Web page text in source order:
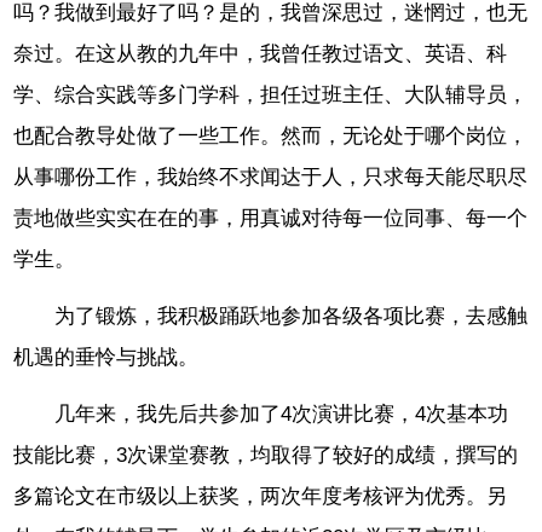
吗？我做到最好了吗？是的，我曾深思过，迷惘过，也无
奈过。在这从教的九年中，我曾任教过语文、英语、科
学、综合实践等多门学科，担任过班主任、大队辅导员，
也配合教导处做了一些工作。然而，无论处于哪个岗位，
从事哪份工作，我始终不求闻达于人，只求每天能尽职尽
责地做些实实在在的事，用真诚对待每一位同事、每一个
学生。
为了锻炼，我积极踊跃地参加各级各项比赛，去感触
机遇的垂怜与挑战。
几年来，我先后共参加了4次演讲比赛，4次基本功
技能比赛，3次课堂赛教，均取得了较好的成绩，撰写的
多篇论文在市级以上获奖，两次年度考核评为优秀。另